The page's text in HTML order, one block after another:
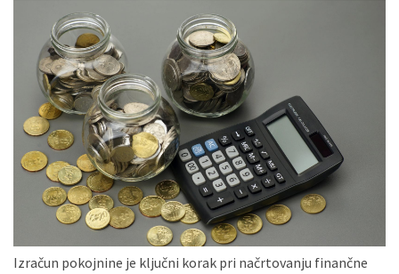
priljubljena
naglavna
svetilka
povečuje
varnost
Konji
kot
simbolj
svobode,
gibanja.
Izračun pokojnine je ključni korak pri načrtovanju finančne